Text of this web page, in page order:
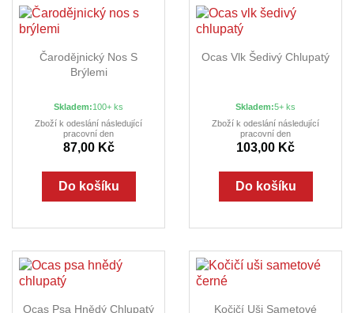
Čarodějnický Nos S
Brýlemi
Skladem:100+ ks
Zboží k odeslání následující
pracovní den
87,00 Kč
Do košíku
Ocas Vlk Šedivý Chlupatý
Skladem:5+ ks
Zboží k odeslání následující
pracovní den
103,00 Kč
Do košíku
Ocas Psa Hnědý Chlupatý Kočičí Uši Sametové